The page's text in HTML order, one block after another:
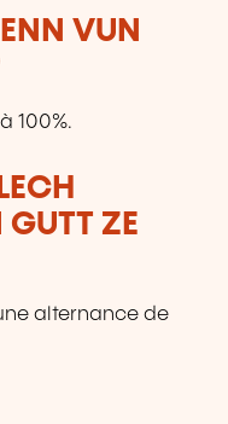
VUN
100%.
GUTT ZE
alternance de